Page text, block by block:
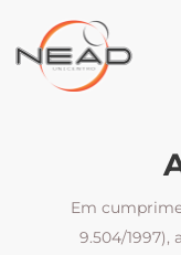
Em
9.504/1997),